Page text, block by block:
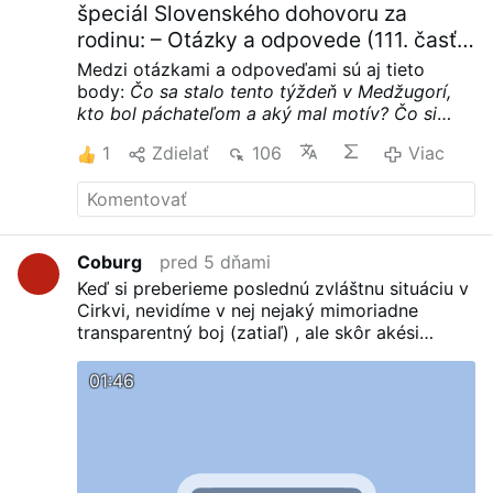
špeciál Slovenského dohovoru za
rodinu: – Otázky a odpovede (111. časť)
PREMIÉRA + výzva o. Kuffu
Medzi otázkami a odpoveďami sú aj tieto
body: Čo sa stalo tento týždeň v Medžugorí,
kto bol páchateľom a aký mal motív? Čo si
kňazi Glas a Chmielewski v súvislosti s
Medžugorím zlyhali? Pondelok 3.8. o 21:00 -
Online špeciál - Otázky …
1 Zdielať 106 Viac
Coburg
pred 5 dňami
Keď si preberieme poslednú zvláštnu situáciu v
Cirkvi, nevidíme v nej nejaký mimoriadne
transparentný boj (zatiaľ) , ale skôr akési
áno-áno, a nie-nie, a nastoľujú akési áno aj nie,
práve Medžugorie, začnem od neho. To
01:46